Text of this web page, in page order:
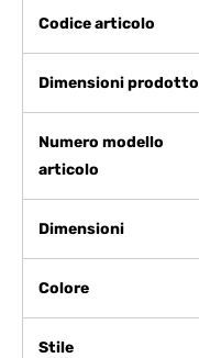
Codice articolo
Dimensioni prodotto
Numero modello
articolo
Dimensioni
Colore
Stile